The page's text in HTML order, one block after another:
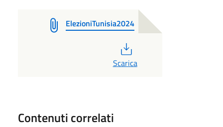
ElezioniTunisia2024
Scarica
Contenuti correlati